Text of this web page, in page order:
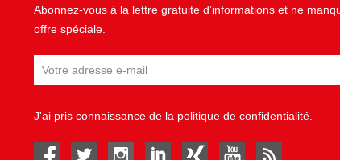
Abonnez-vous à la lettre gratuite d’informations et ne
offre spéciale.
J'ai pris connaissance de la politique de confidentialité
facebook twitter instagramlinked in Xing youtube